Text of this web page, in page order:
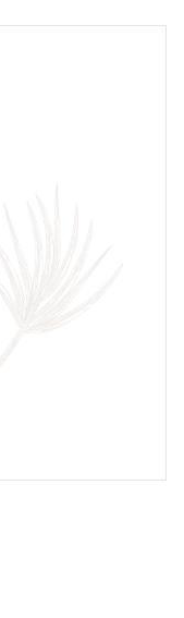
pour que
ce formulaire
note et le
cette page. Pour
ces données,
*